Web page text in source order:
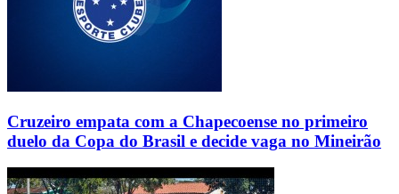
Cruzeiro empata com a Chapecoense no primeiro
duelo da Copa do Brasil e decide vaga no Mineirão